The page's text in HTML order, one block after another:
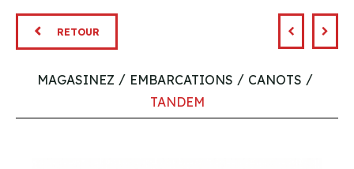
RETOUR
MAGASINEZ EMBARCATIONS
CANOTS
TANDEM